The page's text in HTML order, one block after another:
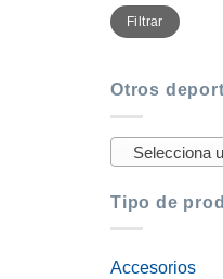
Precio
mínimo
Precio
máximo
Filtrar
Otros
Selecciona
Tipo de
Accesorios